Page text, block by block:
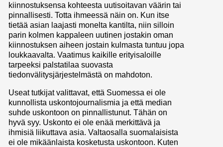
kiinnostuksensa kohteesta uutisoitavan väärin tai
pinnallisesti. Totta ihmeessä näin on. Kun itse
tietää asian laajasti monelta kantilta, niin silloin
parin kolmen kappaleen uutinen jostakin oman
kiinnostuksen aiheen jostain kulmasta tuntuu jopa
loukkaavalta. Vaatimus kaikille erityisaloille
tarpeeksi palstatilaa suovasta
tiedonvälitysjärjestelmästä on mahdoton.
Useat tutkijat valittavat, että Suomessa ei ole
kunnollista uskontojournalismia ja että median
suhde uskontoon on pinnallistunut. Tähän on
hyvä syy. Uskonto ei ole enää merkittävä ja
ihmisiä liikuttava asia. Valtaosalla suomalaisista
ei ole mikäänlaista kosketusta uskontoon. Kuten